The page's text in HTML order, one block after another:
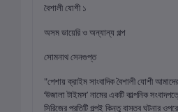
বৈশালী যোশী ১
অসম ডায়েরি ও অন্যান্য গল্প
সোমনাথ সেনগুপ্ত
"পেশায় ক্রাইম সাংবাদিক বৈশালী যোশী
‘উজালা টাইমস’ নামের একটি কাল্পনিক
সিরিজের প্রতিটি গল্পই কিন্তু বাস্তব ঘটনার